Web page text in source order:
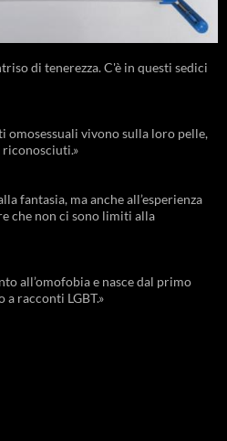
di tenerezza. C'è in questi sedici
omosessuali vivono sulla loro pelle,
fantasia, ma anche all’esperienza
che non ci sono limiti alla
all’omofobia e nasce dal primo
racconti LGBT.»